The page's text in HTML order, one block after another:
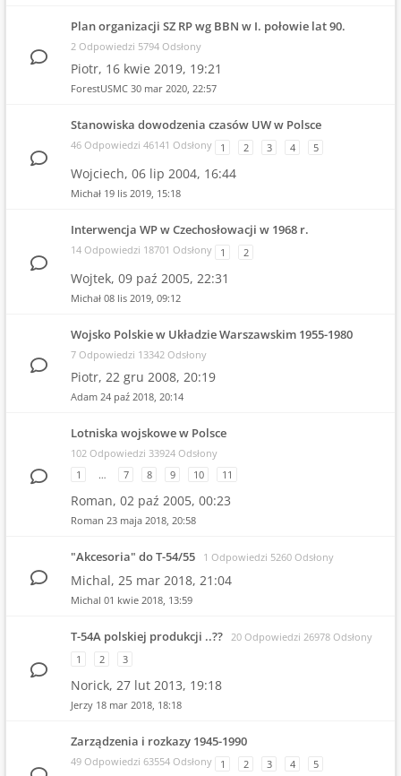
Plan organizacji SZ RP wg BBN w I. połowie lat 90.
2 Odpowiedzi 5794 Odsłony
Piotr, 16 kwie 2019, 19:21
ForestUSMC 30 mar 2020, 22:57
Stanowiska dowodzenia czasów UW w Polsce
46 Odpowiedzi 46141 Odsłony 1 2 3 4 5
Wojciech, 06 lip 2004, 16:44
Michał 19 lis 2019, 15:18
Interwencja WP w Czechosłowacji w 1968 r.
14 Odpowiedzi 18701 Odsłony 1 2
Wojtek, 09 paź 2005, 22:31
Michał 08 lis 2019, 09:12
Wojsko Polskie w Układzie Warszawskim 1955-1980
7 Odpowiedzi 13342 Odsłony
Piotr, 22 gru 2008, 20:19
Adam 24 paź 2018, 20:14
Lotniska wojskowe w Polsce
102 Odpowiedzi 33924 Odsłony
1
… 7 8 9 10 11
Roman, 02 paź 2005, 00:23
Roman 23 maja 2018, 20:58
"Akcesoria" do T-54/55 1 Odpowiedzi 5260 Odsłony
Michal, 25 mar 2018, 21:04
Michal 01 kwie 2018, 13:59
T-54A polskiej produkcji ..?? 20 Odpowiedzi 26978 Odsłony
1
2 3
Norick, 27 lut 2013, 19:18
Jerzy 18 mar 2018, 18:18
Zarządzenia i rozkazy 1945-1990
49 Odpowiedzi 63554 Odsłony 1 2 3 4 5